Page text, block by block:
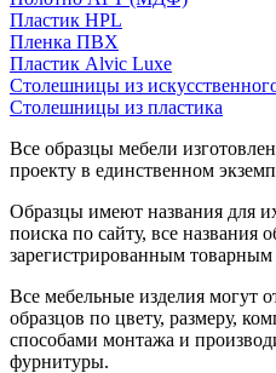
Пластик HPL
Пленка ПВХ
Пластик Alvic Luxe
Столешницы из
Столешницы из пластика
Все образцы мебели
проекту в единственном
Образцы имеют названия для
поиска по сайту, все названия
зарегистрированным товарным
Все мебельные изделия могут
образцов по цвету, размеру,
способами монтажа и
фурнитуры.